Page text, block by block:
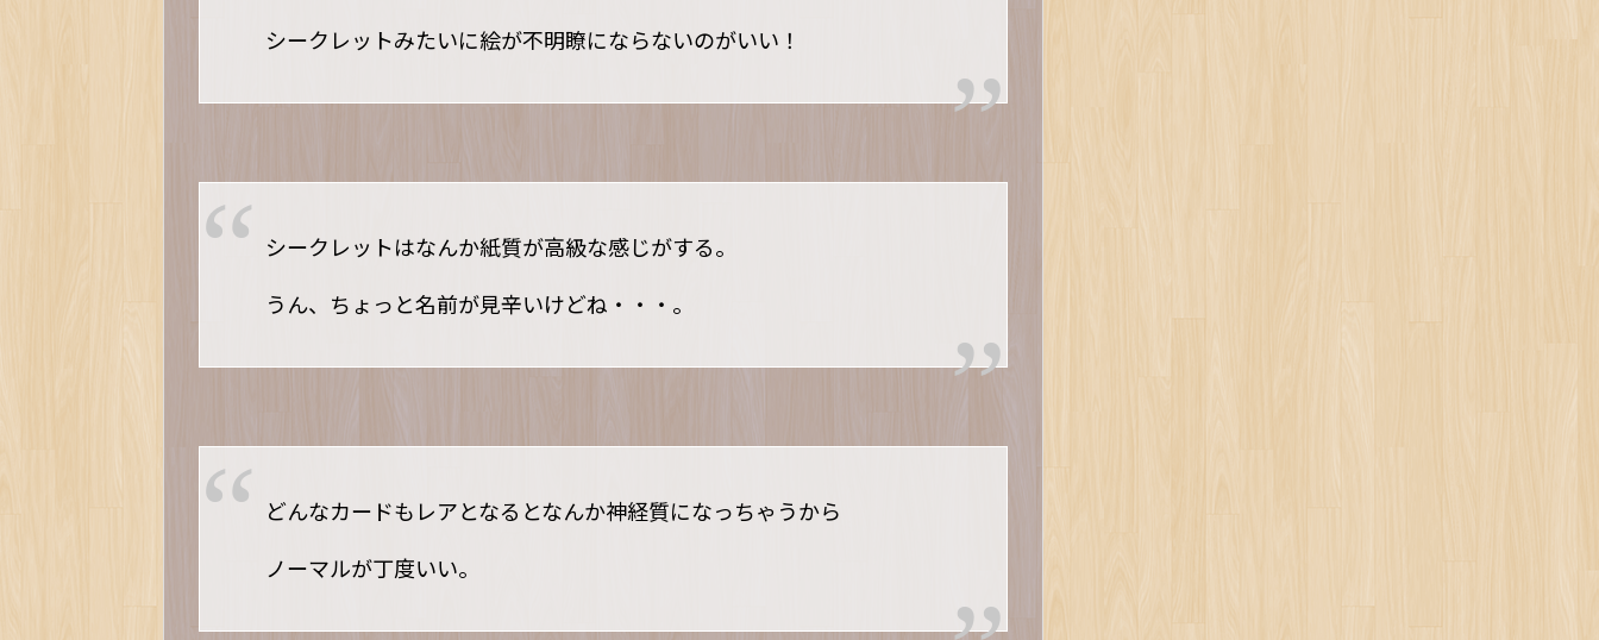
シークレットみたいに絵が不明瞭にならないのがいい！
シークレットはなんか紙質が高級な感じがする。
うん、ちょっと名前が見辛いけどね・・・。
どんなカードもレアとなるとなんか神経質になっちゃうから
ノーマルが丁度いい。